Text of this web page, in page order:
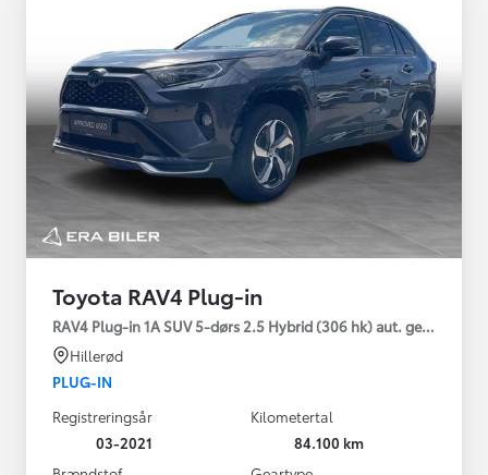
Toyota RAV4 Plug-in
RAV4 Plug-in 1A SUV 5-dørs 2.5 Hybrid (306 hk) aut. gear
Hillerød
PLUG-IN
Registreringsår
03-2021
Kilometertal
84.100 km